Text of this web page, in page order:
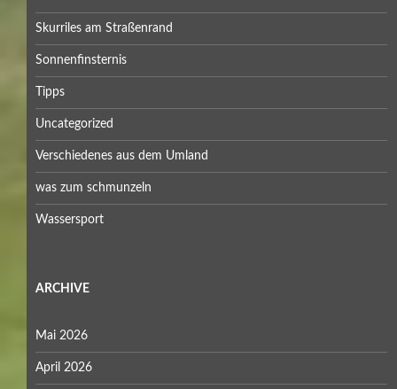
Skurriles am Straßenrand
Sonnenfinsternis
Tipps
Uncategorized
Verschiedenes aus dem Umland
was zum schmunzeln
Wassersport
ARCHIVE
Mai 2026
April 2026